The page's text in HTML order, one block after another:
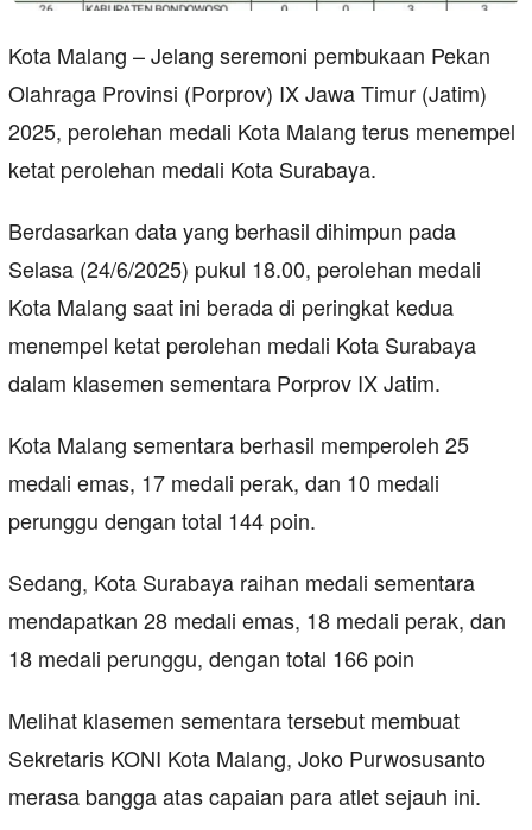
Kota Malang – Jelang seremoni pembukaan Pekan
Olahraga Provinsi (Porprov) IX Jawa Timur (Jatim)
2025, perolehan medali Kota Malang terus menempel
ketat perolehan medali Kota Surabaya.
Berdasarkan data yang berhasil dihimpun pada
Selasa (24/6/2025) pukul 18.00, perolehan medali
Kota Malang saat ini berada di peringkat kedua
menempel ketat perolehan medali Kota Surabaya
dalam klasemen sementara Porprov IX Jatim.
Kota Malang sementara berhasil memperoleh 25
medali emas, 17 medali perak, dan 10 medali
perunggu dengan total 144 poin.
Sedang, Kota Surabaya raihan medali sementara
mendapatkan 28 medali emas, 18 medali perak, dan
18 medali perunggu, dengan total 166 poin
Melihat klasemen sementara tersebut membuat
Sekretaris KONI Kota Malang, Joko Purwosusanto
merasa bangga atas capaian para atlet sejauh ini.